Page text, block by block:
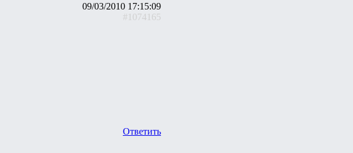
09/03/2010 17:15:09
#1074165
Ответить